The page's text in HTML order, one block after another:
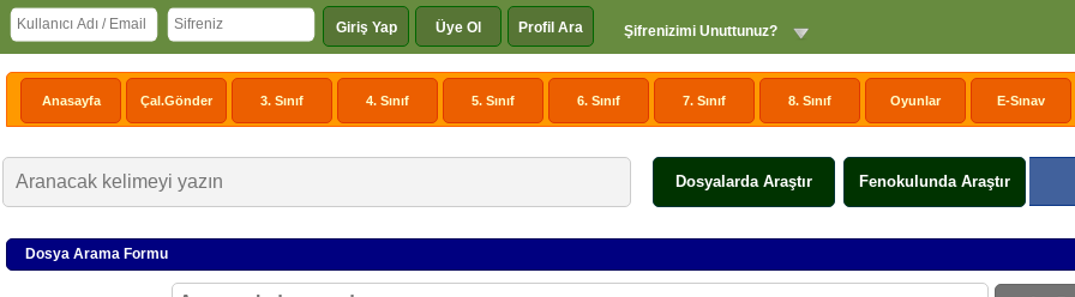
Giriş Yap Üye Ol Profil Ara Şifrenizimi Unuttunuz?
Anasayfa Çal.Gönder 3. Sınıf 4. Sınıf 5. Sınıf 6. Sınıf 7. Sınıf 8. Sınıf Oyunlar E-Sınav
Dosyalarda Araştır Fenokulunda Araştır
Dosya Arama Formu